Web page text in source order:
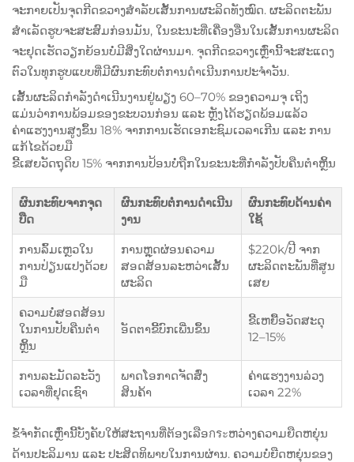
ຈະກາຍເປັນຈຸດກີດຂວາງສຳລັບເສັ້ນການຜະລິດທັງໝົດ. ຜະລິດຕະພັນ
ສຳເລັດຮູບຈະສະສົມກ່ອນມັນ, ໃນຂະນະທີ່ເຄື່ອງອື່ນໃນເສັ້ນການຜະລິດ
ຈະຢຸດເຮັດວຽກຍ້ອນບໍ່ມີສິ່ງໃດຜ່ານມາ. ຈຸດກີດຂວາງເຫຼົ່ານີ້ຈະສະແດງ
ຕົວໃນທຸກຮູບແບບທີ່ມີຜົນກະທົບຕໍ່ການດຳເນີນການປະຈຳວັນ.
ເສັ້ນຜະລິດກຳລັງດຳເນີນງານຢູ່ພຽງ 60–70% ຂອງຄວາມຈຸ ເຖິງ
ແມ່ນວ່າການພ້ອມຂອງຂະບວນກ່ອນ ແລະ ຫຼັງໄດ້ຮຽດພ້ອມແລ້ວ
ຄ່າແຮງງານສູງຂຶ້ນ 18% ຈາກການເຮັດເອກະຊົມເວລາເກີນ ແລະ ການ
ແກ້ໄຂດ້ວຍມື
ຂີ້ເສຍວັດຖຸດິບ 15% ຈາກການປ້ອນບໍ່ຖືກໃນຂະນະທີ່ກຳລັງປັບຄືນຕຳຫຼິ້ນ
ຜົນກະທົບຈາກຈຸດ
ບືດ
ຜົນກະທົບຕໍ່ການດຳເນີນ
ງານ
ຜົນກະທົບດ້ານຄ່າ
ໃຊ້
ການລົ້ມເຫຼວໃນ
ການປ່ຽນແປງດ້ວຍ
ມື
ການຫຼຸດຜ່ອນຄວາມ
ສອດສ້ອນລະຫວ່າເສັ້ນ
ຜະລິດ
$220k/ປີ ຈາກ
ຜະລິດຕະພັນທີ່ສູນ
ເສຍ
ຄວາມບໍ່ສອດສ້ອນ
ໃນການປັບຄືນຕຳ
ຫຼິ້ນ
ອັດຕາຂີ້ບົກເພີ່ນຂຶ້ນ
ຂີ້ເຫຍື້ອວັດສະດຸ
12–15%
ການລະມັດລະວັງ
ເວລາທີ່ຢຸດເຊົາ
ພາດໂອກາດຈັດສົ່ງ
ສິນຄ້າ
ຄ່າແຮງງານລ່ວງ
ເວລາ 22%
ຂໍ້ຈຳກັດເຫຼົ່ານີ້ບັງຄັບໃຫ້ສະຖານທີ່ຕ້ອງເລືອกระຫວ່າງຄວາມຍືດຫຍຸ່ນ
ດ້ານປະລິມານ ແລະ ປະສິດທິພາບໃນການຜ່ານ. ຄວາມບໍ່ຍືດຫຍຸ່ນຂອງ